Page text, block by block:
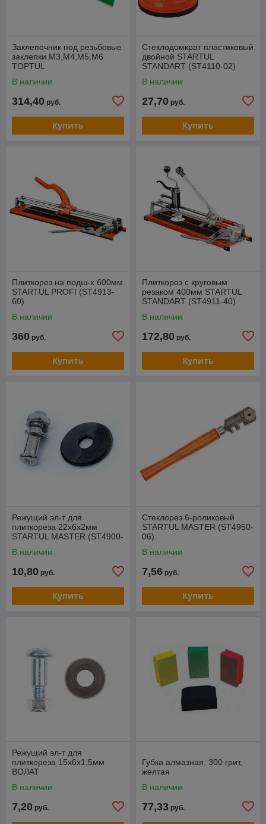
Заклепочник под резьбовые
заклепки M3,M4,M5,M6
TOPTUL
В наличии
314,40 руб.
Купить
Стеклодомкрат пластиковый
двойной STARTUL
STANDART (ST4110-02)
В наличии
27,70 руб.
Купить
Плиткорез на подш-х 600мм
STARTUL PROFI (ST4913-
60)
В наличии
360 руб.
Купить
Плиткорез с круговым
резаком 400мм STARTUL
STANDART (ST4911-40)
В наличии
172,80 руб.
Купить
Режущий эл-т для
плиткореза 22х6х2мм
STARTUL MASTER (ST4900-
В наличии
10,80 руб.
Купить
Стеклорез 6-роликовый
STARTUL MASTER (ST4950-
06)
В наличии
7,56 руб.
Купить
Режущий эл-т для
плиткореза 15х6х1,5мм
ВОЛАТ
В наличии
7,20 руб.
Губка алмазная, 300 грит,
желтая
В наличии
77,33 руб.